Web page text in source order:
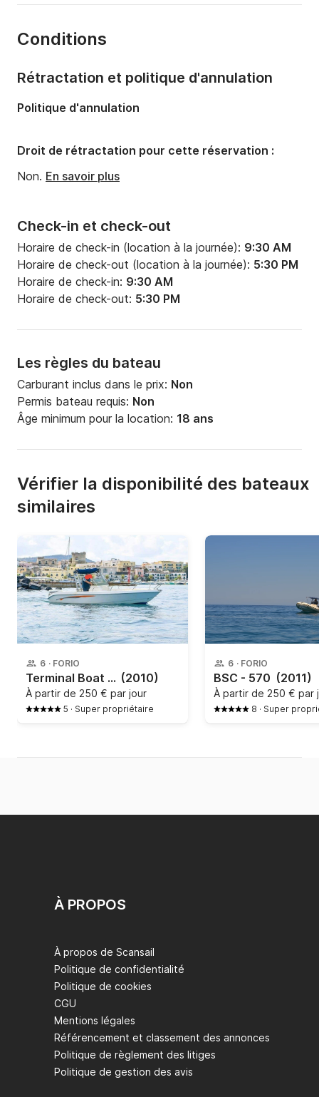
Capacité à bord:
Conditions
Check-in et check-out
Horaire de check-in (location à la journée): 9:30 AM
Horaire de check-out (location à la journée): 5:30 PM
Horaire de check-in: 9:30 AM
Horaire de check-out: 5:30 PM
Les règles du bateau
Carburant inclus dans le prix: Non
Permis bateau requis: Non
Âge minimum pour la location: 18 ans
Rétractation et politique d'annulation
Politique d'annulation
Droit de rétractation pour cette réservation :
Non. En savoir plus
Vérifier la disponibilité des bateaux
similaires
6 · FORIO
Terminal Boat - Freestyle 21 (2010)
À partir de 250 € par jour
5 · Super propriétaire
6 · FORIO
BSC - 570 (2011)
À partir de 250 € par
8 · Super
À PROPOS
À propos de Scansail
Politique de confidentialité
Politique de cookies
CGU
Mentions légales
Référencement et classement des annonces
Politique de règlement des litiges
Politique de gestion des avis